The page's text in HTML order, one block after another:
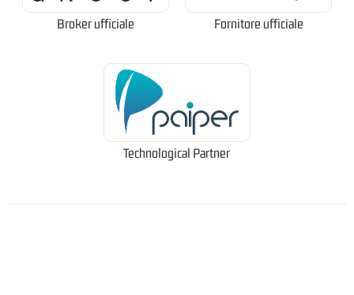
Broker ufficiale Fornitore ufficiale
Technological Partner